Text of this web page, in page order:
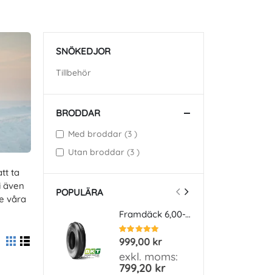
ta
även
våra
Visa
SNÖKEDJOR
Tillbehör
BRODDAR
Med broddar 3items
Utan broddar 3items
POPULÄRA
Framdäck 6,00-16 BKT 3-rib TF 9090
Betyg:
100%
999,00 kr
799,20 kr